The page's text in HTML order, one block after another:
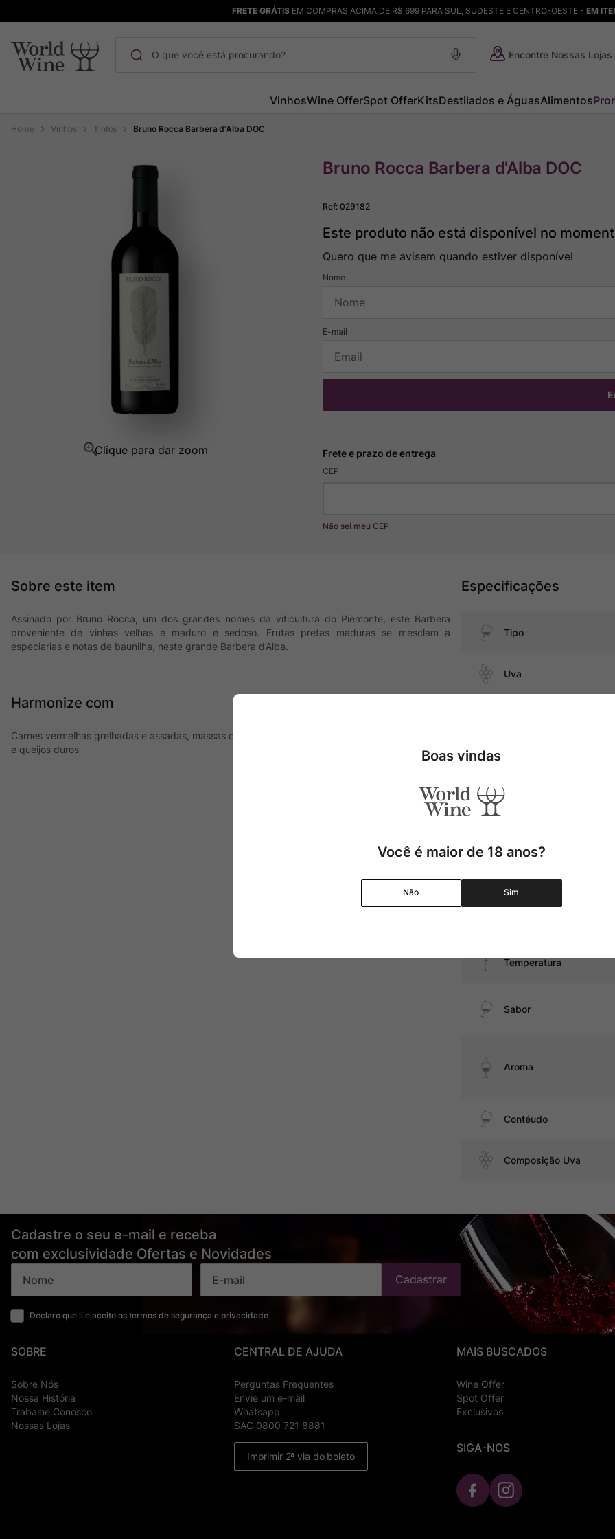
FRETE GRÁTISEM COMPRAS ACIMA DE R$ 699 PARA SUL, SUDESTE E CENTRO-OESTE - EM
Encontre Nossas Lojas
VinhosWine OfferSpot OfferKitsDestilados e ÁguasAlimentos
Vinhos Tintos Bruno Rocca Barbera d'Alba DOC
Bruno Rocca Barbera d'Alba DOC
Ref:029182
Este produto não está disponível no
Quero que me avisem quando estiver disponível
CEP
Não sei meu CEP
Assinado por Bruno Rocca, um dos grandes nomes da viticultura do Piemonte, este Barbera
proveniente de vinhas velhas é maduro e sedoso. Frutas pretas maduras se mesclam a
especiarias e notas de baunilha, neste grande Barbera d’Alba.
Harmonize com
Carnes vermelhas grelhadas e assadas, massas com molho de tomate, pizza, além de embutidos
e queijos duros
Especificações
Tipo
Uva
Pais
Graduação Alcóolica
Temperatura
Sabor
Aroma
Contéudo
Composição Uva
Cadastre o seu e-mail e receba
com exclusividade Ofertas e Novidades
Declaro que li e aceito os termos de segurança e privacidade
Cadastrar
SOBRE
Sobre Nós
Nossa História
Trabalhe Conosco
Nossas Lojas
CENTRAL DE AJUDA
Perguntas Frequentes
Envie um e-mail
Whatsapp
SAC 0800 721 8881
Imprimir 2ª via do boleto
MAIS BUSCADOS
Wine Offer
Spot Offer
Exclusivos
SIGA-NOS
1º Maçanita
Bodega Garzon
Ver Sacrum
Boas vindas
Você é maior de 18 anos?
Não Sim